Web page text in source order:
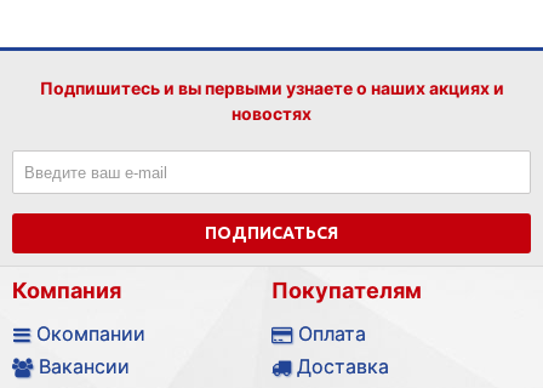
Подпишитесь и вы первыми узнаете о наших акциях и
новостях
ПОДПИСАТЬСЯ
Компания
Окомпании
Вакансии
Покупателям
Оплата
Доставка